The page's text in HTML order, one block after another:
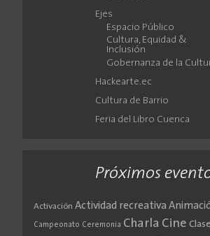
Ejes
Espacio Público
Cultura, Equidad &
Inclusión
Gobernanza de la
Hackearte.ec
Cultura de Barrio
Feria del Libro Cuenca
Próximos
Activación Actividad recreativa
Campeonato Ceremonia Charla Cine